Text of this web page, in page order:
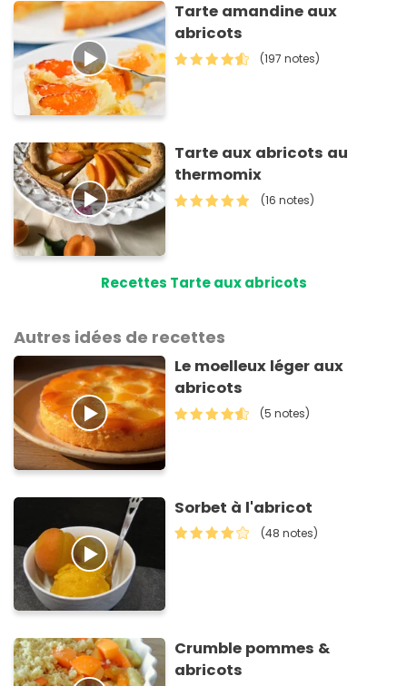
Tarte amandine aux
abricots
(197 notes)
Tarte aux abricots au
thermomix
(16 notes)
Recettes Tarte aux abricots
Autres idées de recettes
Le moelleux léger aux
abricots
(5 notes)
Sorbet à l'abricot
(48 notes)
Crumble pommes &
abricots